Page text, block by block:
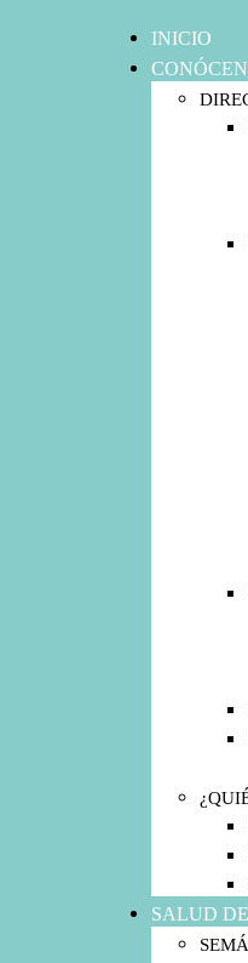
INICIO
SALUD